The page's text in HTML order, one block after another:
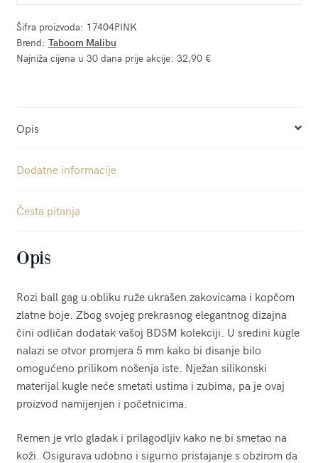
Šifra proizvoda: 17404PINK
Brend: Taboom Malibu
Najniža cijena u 30 dana prije akcije: 32,90 €
Opis
Dodatne informacije
Česta pitanja
Opis
Rozi ball gag u obliku ruže ukrašen zakovicama i kopčom
zlatne boje. Zbog svojeg prekrasnog elegantnog dizajna
čini odličan dodatak vašoj BDSM kolekciji. U sredini kugle
nalazi se otvor promjera 5 mm kako bi disanje bilo
omogućeno prilikom nošenja iste. Nježan silikonski
materijal kugle neće smetati ustima i zubima, pa je ovaj
proizvod namijenjen i početnicima.
Remen je vrlo gladak i prilagodljiv kako ne bi smetao na
koži. Osigurava udobno i sigurno pristajanje s obzirom da